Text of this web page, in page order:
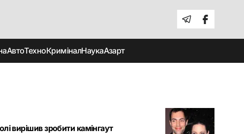
АвтоТехноКриміналНаукаАзарт
вирішив зробити камінгаут